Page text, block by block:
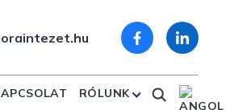
RÓLUNK